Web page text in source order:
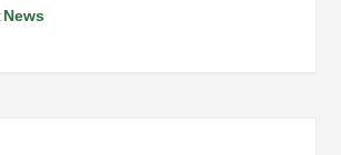
News